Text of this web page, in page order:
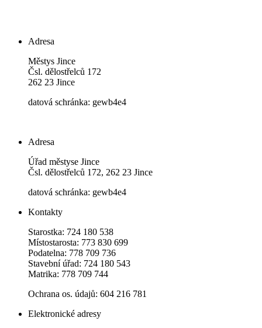
Adresa
Městys Jince
Čsl. dělostřelců 172
262 23 Jince
datová schránka: gewb4e4
Adresa
Úřad městyse Jince
Čsl. dělostřelců 172, 262 23 Jince
datová schránka: gewb4e4
Kontakty
Starostka: 724 180 538
Místostarosta: 773 830 699
Podatelna: 778 709 736
Stavební úřad: 724 180 543
Matrika: 778 709 744
Ochrana os. údajů: 604 216 781
Elektronické adresy